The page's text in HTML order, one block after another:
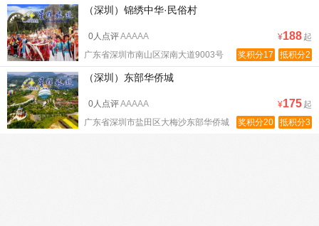
（深圳）锦绣中华·民俗村
0人点评AAAAA ¥188 起
抵积分2
奖积分17
广东省深圳市南山区深南大道9003号
（深圳）东部华侨城
0人点评AAAAA ¥175 起
抵积分3
奖积分20
广东省深圳市盐田区大梅沙东部华侨城